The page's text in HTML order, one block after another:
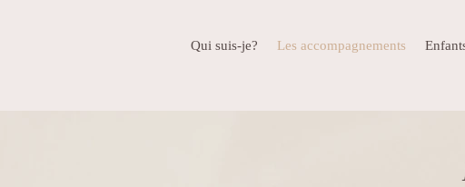
Qui suis-je? Les accompagnements